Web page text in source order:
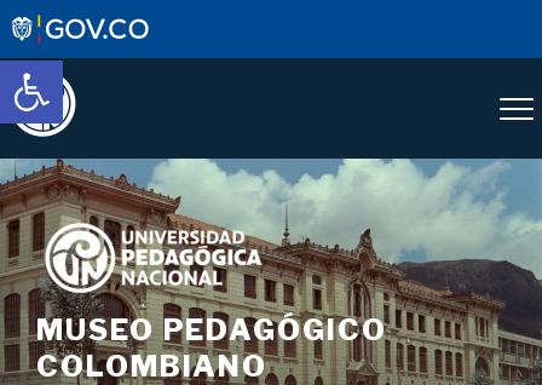
Abrir barra de herramientas
Saltar
al
contenido
MUSEO PEDAGÓGICO
COLOMBIANO